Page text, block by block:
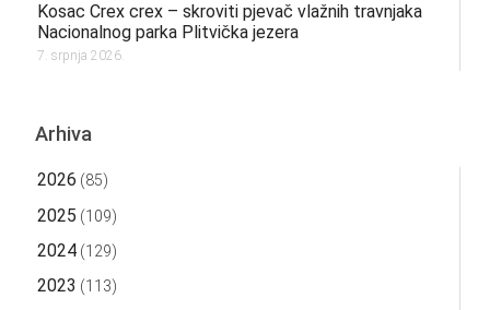
Kosac Crex crex – skroviti pjevač vlažnih travnjaka
Nacionalnog parka Plitvička jezera
7. srpnja 2026.
Arhiva
2026 (85)
2025 (109)
2024(129)
2023 (113)